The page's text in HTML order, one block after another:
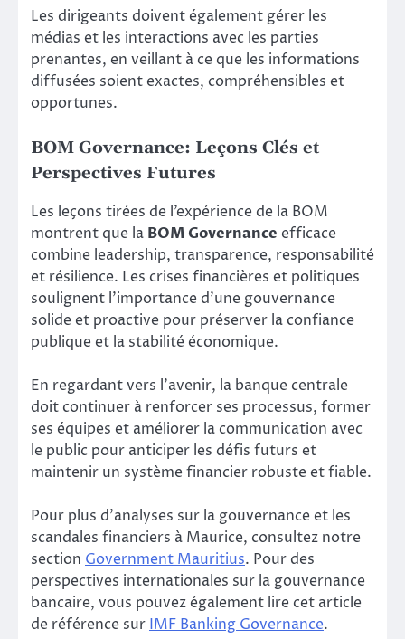
Les dirigeants doivent également gérer les
médias et les interactions avec les parties
prenantes, en veillant à ce que les informations
diffusées soient exactes, compréhensibles et
opportunes.
BOM Governance: Leçons Clés et
Perspectives Futures
Les leçons tirées de l’expérience de la BOM
montrent que la BOM Governance efficace
combine leadership, transparence, responsabilité
et résilience. Les crises financières et politiques
soulignent l’importance d’une gouvernance
solide et proactive pour préserver la confiance
publique et la stabilité économique.
En regardant vers l’avenir, la banque centrale
doit continuer à renforcer ses processus, former
ses équipes et améliorer la communication avec
le public pour anticiper les défis futurs et
maintenir un système financier robuste et fiable.
Pour plus d’analyses sur la gouvernance et les
scandales financiers à Maurice, consultez notre
section Government Mauritius. Pour des
perspectives internationales sur la gouvernance
bancaire, vous pouvez également lire cet article
de référence sur IMF Banking Governance.